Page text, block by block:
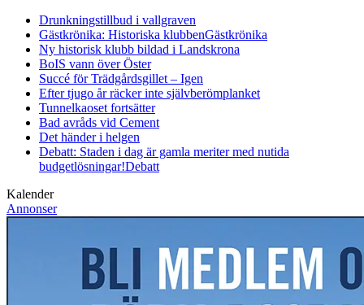
Drunkningstillbud i vallgraven
Gästkrönika: Historiska klubbenGästkrönika
Ny historisk klubb bildad i Landskrona
BoIS vann över Öster
Succé för Trädgårdsgillet – Igen
Efter tjugo år räcker inte självberömplanket
Tunnelkaoset fortsätter
Bad avråds vid Cement
Det händer i helgen
Debatt: Staden i dag är gamla meriter med nutida
budgetlösningar!Debatt
Kalender
Annonser